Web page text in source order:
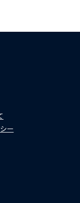
ー